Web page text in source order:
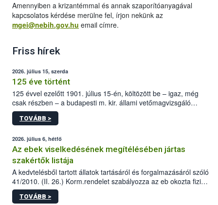
Amennyiben a krizantémmal és annak szaporítóanyagával
kapcsolatos kérdése merülne fel, írjon nekünk az
mgei@nebih.gov.hu email címre.
Friss hírek
2026. július 15, szerda
125 éve történt
125 évvel ezelőtt 1901. július 15-én, költözött be – igaz, még
csak részben – a budapesti m. kir. állami vetőmagvizsgáló
állomás a Kis Rókus utca 15. szám alatti, Czigler Győző által
tervezett új épületébe.
TOVÁBB >
2026. július 6, hétfő
Az ebek viselkedésének megítélésében jártas
szakértők listája
A kedvtelésből tartott állatok tartásáról és forgalmazásáról szóló
41/2010. (II. 26.) Korm.rendelet szabályozza az eb okozta fizikai
sérülés, illetve ennek veszélye keletkezésekor felmerülő
hatósági feladatokat, valamint a veszélyes eb tartását és annak
TOVÁBB >